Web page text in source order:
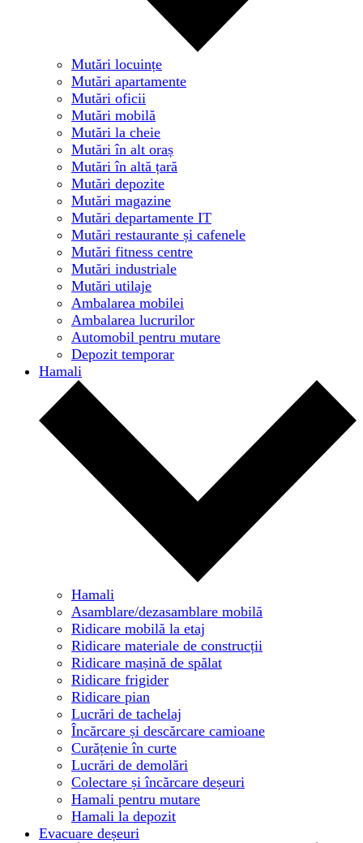
Mutări locuințe
Mutări apartamente
Mutări oficii
Mutări mobilă
Mutări la cheie
Mutări în alt oraș
Mutări în altă țară
Mutări depozite
Mutări magazine
Mutări departamente IT
Mutări restaurante și cafenele
Mutări fitness centre
Mutări industriale
Mutări utilaje
Ambalarea mobilei
Ambalarea lucrurilor
Automobil pentru mutare
Depozit temporar
Hamali
Hamali
Asamblare/dezasamblare mobilă
Ridicare mobilă la etaj
Ridicare materiale de construcții
Ridicare mașină de spălat
Ridicare frigider
Ridicare pian
Lucrări de tachelaj
Încărcare și descărcare camioane
Curățenie în curte
Lucrări de demolări
Colectare și încărcare deșeuri
Hamali pentru mutare
Hamali la depozit
Evacuare deșeuri